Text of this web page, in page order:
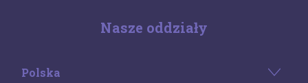
Nasze oddziały
Polska